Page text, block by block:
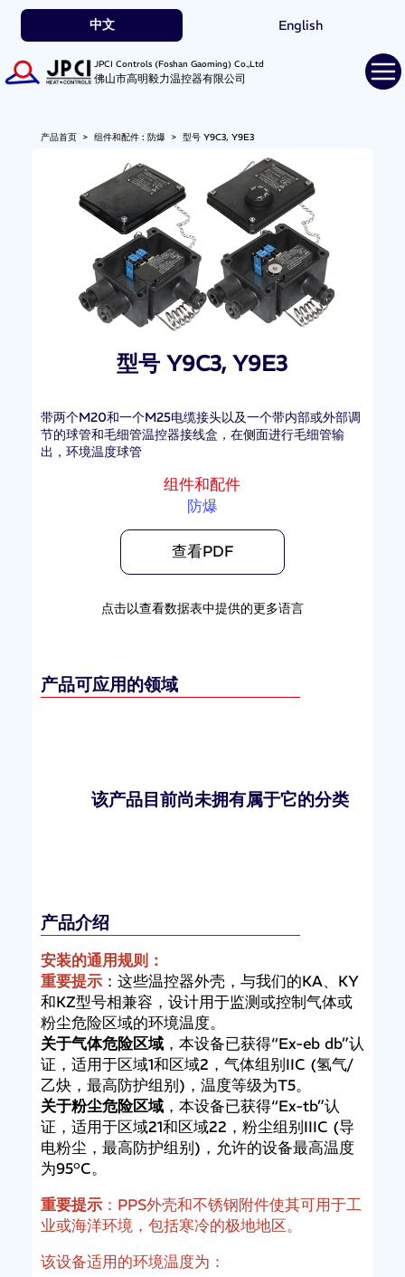
中文 English
JPCI Controls (Foshan Gaoming) Co.,Ltd
佛山市高明毅力温控器有限公司
产品首页> 组件和配件 : 防爆> 型号 Y9C3, Y9E3
型号 Y9C3, Y9E3
带两个M20和一个M25电缆接头以及一个带内部或外部调
节的球管和毛细管温控器接线盒，在侧面进行毛细管输
出，环境温度球管
组件和配件
防爆
查看PDF
点击以查看数据表中提供的更多语言
产品可应用的领域
该产品目前尚未拥有属于它的分类
产品介绍
安装的通用规则：
重要提示：这些温控器外壳，与我们的KA、KY
和KZ型号相兼容，设计用于监测或控制气体或
粉尘危险区域的环境温度。
关于气体危险区域，本设备已获得“Ex-eb db”认
证，适用于区域1和区域2，气体组别IIC (氢气/
乙炔，最高防护组别)，温度等级为T5。
关于粉尘危险区域，本设备已获得“Ex-tb”认
证，适用于区域21和区域22，粉尘组别IIIC (导
电粉尘，最高防护组别)，允许的设备最高温度
为95°C。
重要提示：PPS外壳和不锈钢附件使其可用于工
业或海洋环境，包括寒冷的极地地区。
该设备适用的环境温度为：